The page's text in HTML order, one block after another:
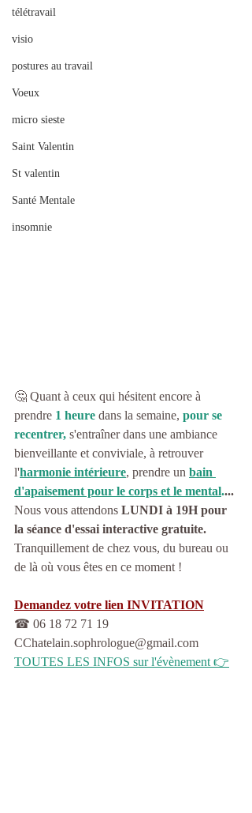
télétravail
visio
postures au travail
Voeux
micro sieste
Saint Valentin
St valentin
Santé Mentale
insomnie
🤔 Quant à ceux qui hésitent encore à
prendre 1 heure dans la semaine, pour se
recentrer, s'entraîner dans une ambiance
bienveillante et conviviale, à retrouver
l'harmonie intérieure, prendre un bain
d'apaisement pour le corps et le mental....
Nous vous attendons LUNDI à 19H pour
la séance d'essai interactive gratuite.
Tranquillement de chez vous, du bureau ou
de là où vous êtes en ce moment !
Demandez votre lien INVITATION
☎ 06 18 72 71 19
CChatelain.sophrologue@gmail.com
TOUTES LES INFOS sur l'évènement 👉